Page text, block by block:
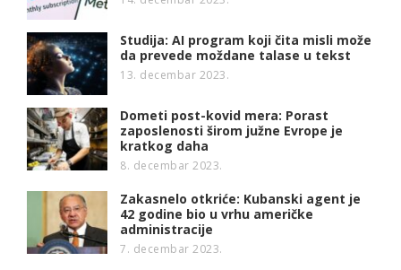
Studija: AI program koji čita misli može
da prevede moždane talase u tekst
13. decembar 2023.
Dometi post-kovid mera: Porast
zaposlenosti širom južne Evrope je
kratkog daha
8. decembar 2023.
Zakasnelo otkriće: Kubanski agent je
42 godine bio u vrhu američke
administracije
7. decembar 2023.